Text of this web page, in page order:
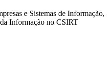
e Sistemas de Informação,
Informação no CSIRT